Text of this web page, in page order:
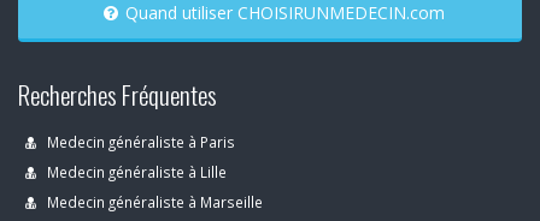
Quand utiliser CHOISIRUNMEDECIN.com
Recherches Fréquentes
Medecin généraliste à Paris
Medecin généraliste à Lille
Medecin généraliste à Marseille